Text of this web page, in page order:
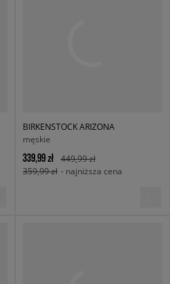
BIRKENSTOCK ARIZONA
męskie
339,99 zł
449,99 zł
359,99 zł - najniższa cena